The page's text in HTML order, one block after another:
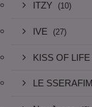
ITZY (10)
IVE (27)
KISS OF LIFE
LE SSERAFIM